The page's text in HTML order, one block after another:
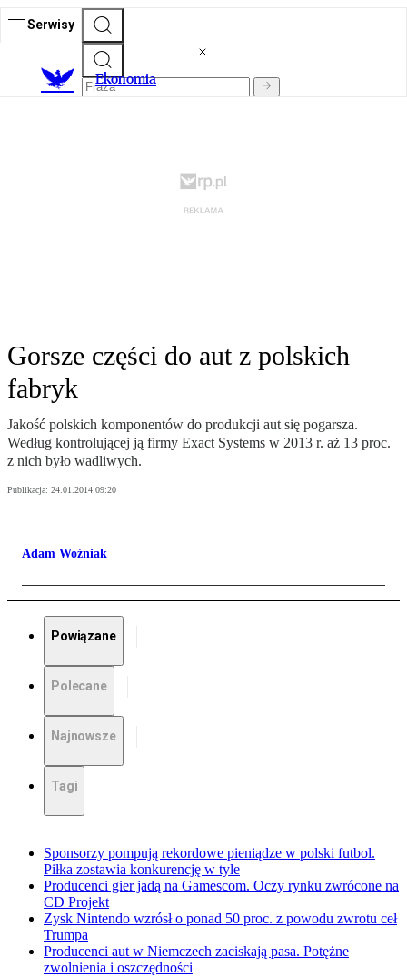
Serwisy
Ekonomia
Gorsze części do aut z polskich
fabryk
Jakość polskich komponentów do produkcji aut się pogarsza.
Według kontrolującej ją firmy Exact Systems w 2013 r. aż 13 proc.
z nich było wadliwych.
Publikacja: 24.01.2014 09:20
Adam Woźniak
Powiązane
Polecane
Najnowsze
Tagi
Sponsorzy pompują rekordowe pieniądze w polski futbol.
Piłka zostawia konkurencję w tyle
Producenci gier jadą na Gamescom. Oczy rynku zwrócone na
CD Projekt
Zysk Nintendo wzrósł o ponad 50 proc. z powodu zwrotu ceł
Trumpa
Producenci aut w Niemczech zaciskają pasa. Potężne
zwolnienia i oszczędności